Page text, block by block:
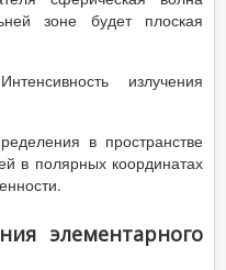
зоне будет плоская
излучения
в пространстве
в полярных координатах
элементарного